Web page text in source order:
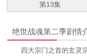
第13集
绝世战魂第二季剧情
四大宗门之首的玄灵宗